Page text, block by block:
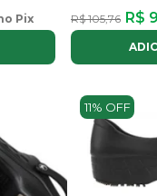
Pix R$ 105,76 R$
11% OFF